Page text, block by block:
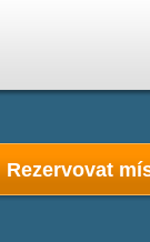
Rezervovat